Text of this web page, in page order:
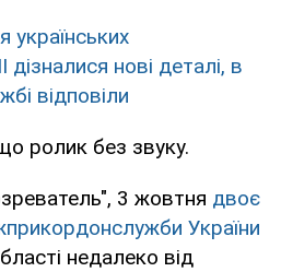
українських
нові деталі, в
відповіли
ролик без звуку.
3 жовтня двоє
України
недалеко від